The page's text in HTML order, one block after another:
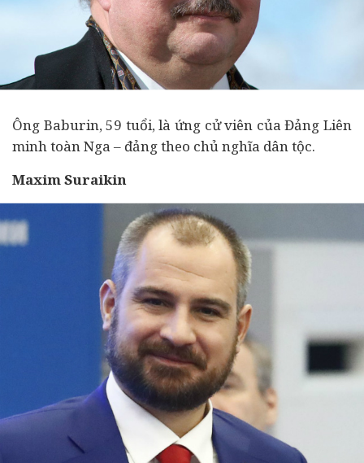
Ông Baburin, 59 tuổi, là ứng cử viên của Đảng Liên
minh toàn Nga – đảng theo chủ nghĩa dân tộc.
Maxim Suraikin